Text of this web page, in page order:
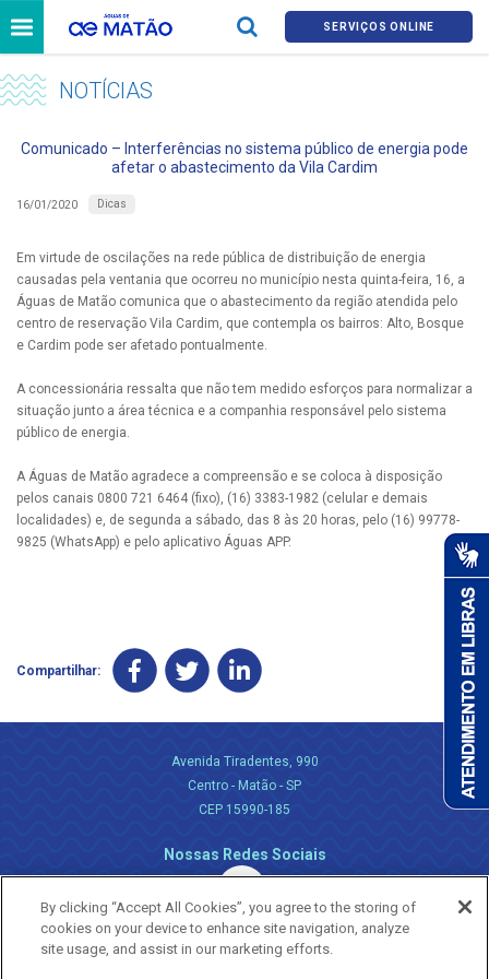
SERVIÇOS ONLINE
NOTÍCIAS
Comunicado – Interferências no sistema público de energia pode
afetar o abastecimento da Vila Cardim
16/01/2020 Dicas
Em virtude de oscilações na rede pública de distribuição de energia
causadas pela ventania que ocorreu no município nesta quinta-feira, 16, a
Águas de Matão comunica que o abastecimento da região atendida pelo
centro de reservação Vila Cardim, que contempla os bairros: Alto, Bosque
e Cardim pode ser afetado pontualmente.
A concessionária ressalta que não tem medido esforços para normalizar a
situação junto a área técnica e a companhia responsável pelo sistema
público de energia.
A Águas de Matão agradece a compreensão e se coloca à disposição
pelos canais 0800 721 6464 (fixo), (16) 3383-1982 (celular e demais
localidades) e, de segunda a sábado, das 8 às 20 horas, pelo (16) 99778-
9825 (WhatsApp) e pelo aplicativo Águas APP.
Compartilhar:
Avenida Tiradentes, 990
Centro - Matão - SP
CEP 15990-185
Nossas Redes Sociais
By clicking “Accept All Cookies”, you agree to the storing of
cookies on your device to enhance site navigation, analyze
site usage, and assist in our marketing efforts.